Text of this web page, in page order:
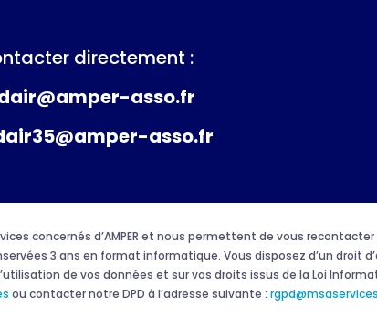
directement :
asso.fr
asso.fr
concernés d’AMPER et nous permettent de vous recontacter
3 ans en format informatique. Vous disposez d’un droit
de vos données et sur vos droits issus de la Loi
ou contacter notre DPD à l’adresse suivante :